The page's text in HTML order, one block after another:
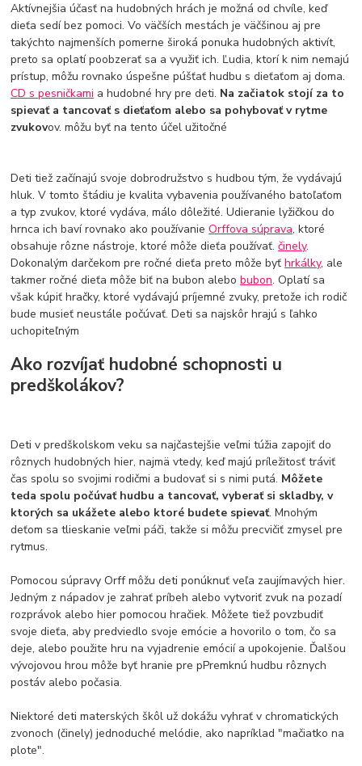
Aktívnejšia účasť na hudobných hrách je možná od chvíle, keď
dieťa sedí bez pomoci. Vo väčších mestách je väčšinou aj pre
takýchto najmenších pomerne široká ponuka hudobných aktivít,
preto sa oplatí poobzerať sa a využiť ich. Ľudia, ktorí k nim nemajú
prístup, môžu rovnako úspešne púšťať hudbu s dieťaťom aj doma.
CD s pesničkami a hudobné hry pre deti. Na začiatok stojí za to
spievať a tancovať s dieťaťom alebo sa pohybovať v rytme
zvukovov. môžu byť na tento účel užitočné
Deti tiež začínajú svoje dobrodružstvo s hudbou tým, že vydávajú
hluk. V tomto štádiu je kvalita vybavenia používaného batoľaťom
a typ zvukov, ktoré vydáva, málo dôležité. Udieranie lyžičkou do
hrnca ich baví rovnako ako používanieOrffova súprava, ktoré
obsahuje rôzne nástroje, ktoré môže dieťa používať.činely.
Dokonalým darčekom pre ročné dieťa preto môže byťhrkálky, ale
takmer ročné dieťa môže biť na bubon alebobubon. Oplatí sa
však kúpiť hračky, ktoré vydávajú príjemné zvuky, pretože ich rodič
bude musieť neustále počúvať. Deti sa najskôr hrajú s ľahko
uchopiteľným
Ako rozvíjať hudobné schopnosti u
predškolákov?
Deti v predškolskom veku sa najčastejšie veľmi túžia zapojiť do
rôznych hudobných hier, najmä vtedy, keď majú príležitosť tráviť
čas spolu so svojimi rodičmi a budovať si s nimi putá. Môžete
teda spolu počúvať hudbu a tancovať, vyberať si skladby, v
ktorých sa ukážete alebo ktoré budete spievať. Mnohým
deťom sa tlieskanie veľmi páči, takže si môžu precvičiť zmysel pre
rytmus.
Pomocou súpravy Orff môžu deti ponúknuť veľa zaujímavých hier.
Jedným z nápadov je zahrať príbeh alebo vytvoriť zvuk na pozadí
rozprávok alebo hier pomocou hračiek. Môžete tiež povzbudiť
svoje dieťa, aby predviedlo svoje emócie a hovorilo o tom, čo sa
deje, alebo použite hru na vyjadrenie emócií a upokojenie. Ďalšou
vývojovou hrou môže byť hranie pre pPremknú hudbu rôznych
postáv alebo počasia.
Niektoré deti materských škôl už dokážu vyhrať v chromatických
zvonoch (činely) jednoduché melódie, ako napríklad "mačiatko na
plote".